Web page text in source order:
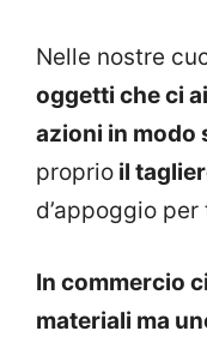
Nelle nostre
oggetti che ci
azioni in modo
proprio il
d’appoggio
In commercio
materiali ma